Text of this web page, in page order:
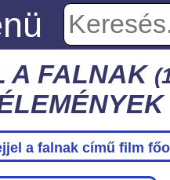
A FALNAK
a falnak című film